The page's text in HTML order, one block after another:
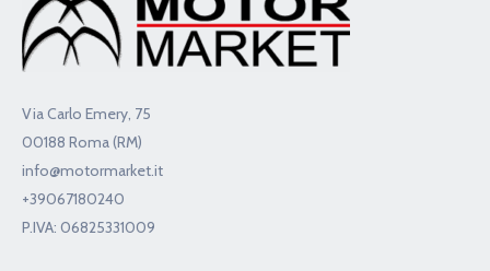
Via Carlo Emery, 75
00188 Roma (RM)
info@motormarket.it
+39067180240
P.IVA: 06825331009